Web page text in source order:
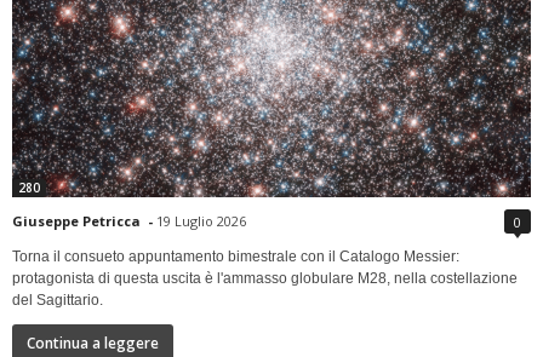
280
Giuseppe Petricca - 19 Luglio 2026 0
Torna il consueto appuntamento bimestrale con il Catalogo Messier:
protagonista di questa uscita è l'ammasso globulare M28, nella costellazione
del Sagittario.
Continua a leggere